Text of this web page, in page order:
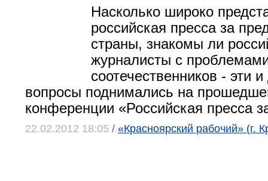
Насколько широко
российская пресса за
страны, знакомы ли
журналисты с
соотечественников - эти и
вопросы поднимались на
конференции «Российская пресса
22.02.2012 18:05 / «Красноярский рабочий» (г.